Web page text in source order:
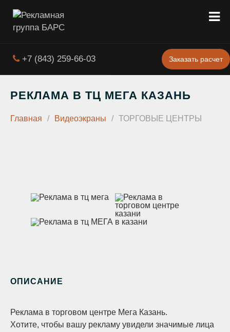
+7 (843) 259-66-03 Заказать расчет
РЕКЛАМА В ТЦ МЕГА КАЗАНЬ
Главная / Видеоэкраны / ТОРГОВЫЕ ЦЕНТРЫ
ОПИСАНИЕ
Реклама в торговом центре Мега Казань.
Хотите, чтобы вашу рекламу увидели значимые лица